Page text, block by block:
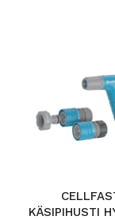
KÄSIPIHUSTI